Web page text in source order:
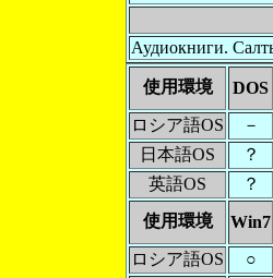
Аудиокниги.
使用環境 DOS
ロシア語OS
－
日本語OS
？
英語OS
？
使用環境
Win7
ロシア語OS
○